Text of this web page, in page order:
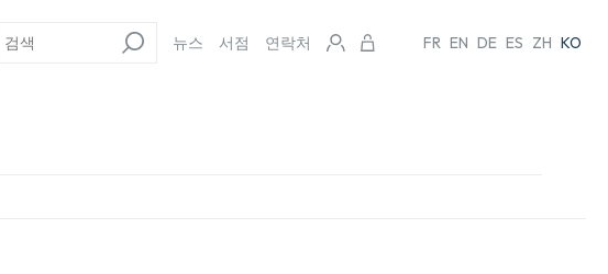
뉴스 서점 연락처 FR EN DE ES ZH KO